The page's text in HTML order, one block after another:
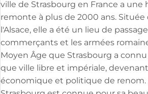
ville de Strasbourg en France a une
remonte à plus de 2000 ans. Située
l'Alsace, elle a été un lieu de
commerçants et les armées
Moyen Âge que Strasbourg a
que ville libre et impériale,
économique et politique de renom.